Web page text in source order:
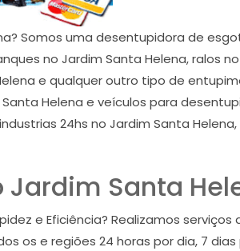
Somos uma desentupidora de
no Jardim Santa Helena, ralos
e qualquer outro tipo de
Helena e veículos para
24hs no Jardim Santa
Santa
e Eficiência? Realizamos
os e regiões 24 horas por dia, 7 dias